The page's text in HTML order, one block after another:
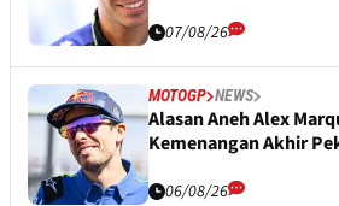
07/08/26
MOTOGP NEWS
Alasan Aneh Alex
Kemenangan Akhir
06/08/26